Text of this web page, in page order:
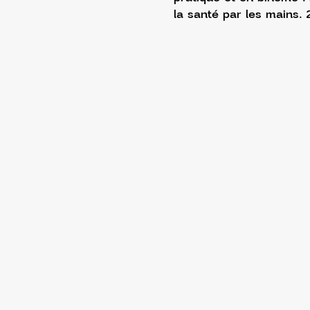
la santé par les mains.